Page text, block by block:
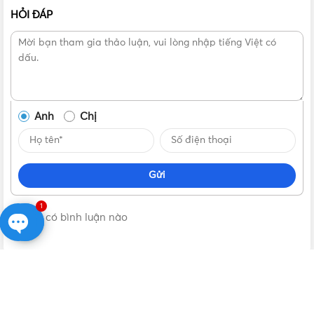
HỎI ĐÁP
Anh Chị
Gửi
Không có bình luận nào
1